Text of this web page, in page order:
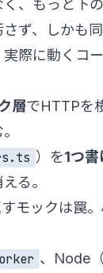
、もっと下
ず、しかも
際に動くコ
層でHTTPを
）を1つ
る。
モックは罠。
、Node